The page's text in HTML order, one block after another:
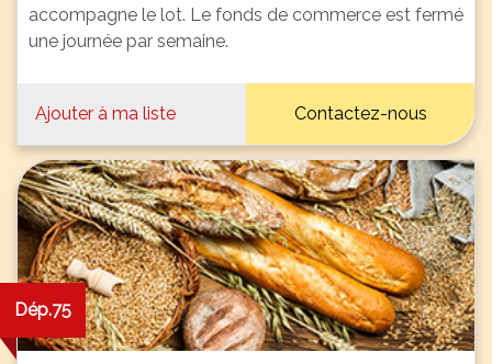
accompagne le lot. Le fonds de commerce est fermé
une journée par semaine.
Ajouter à ma liste Contactez-nous
Dép.75